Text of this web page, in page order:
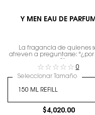
Y MEN EAU DE
La fragancia de quienes
atreven a preguntarse: "¿por
0
Seleccionar Tamaño
$4,020.00